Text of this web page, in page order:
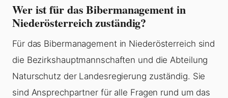
Wer ist für das Bibermanagement in
Niederösterreich zuständig?
Für das Bibermanagement in Niederösterreich sind
die Bezirkshauptmannschaften und die Abteilung
Naturschutz der Landesregierung zuständig. Sie
sind Ansprechpartner für alle Fragen rund um das